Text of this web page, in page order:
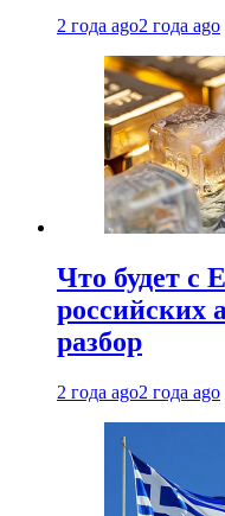
2 года ago2 года ago
Что будет с
российских
разбор
2 года ago2 года ago